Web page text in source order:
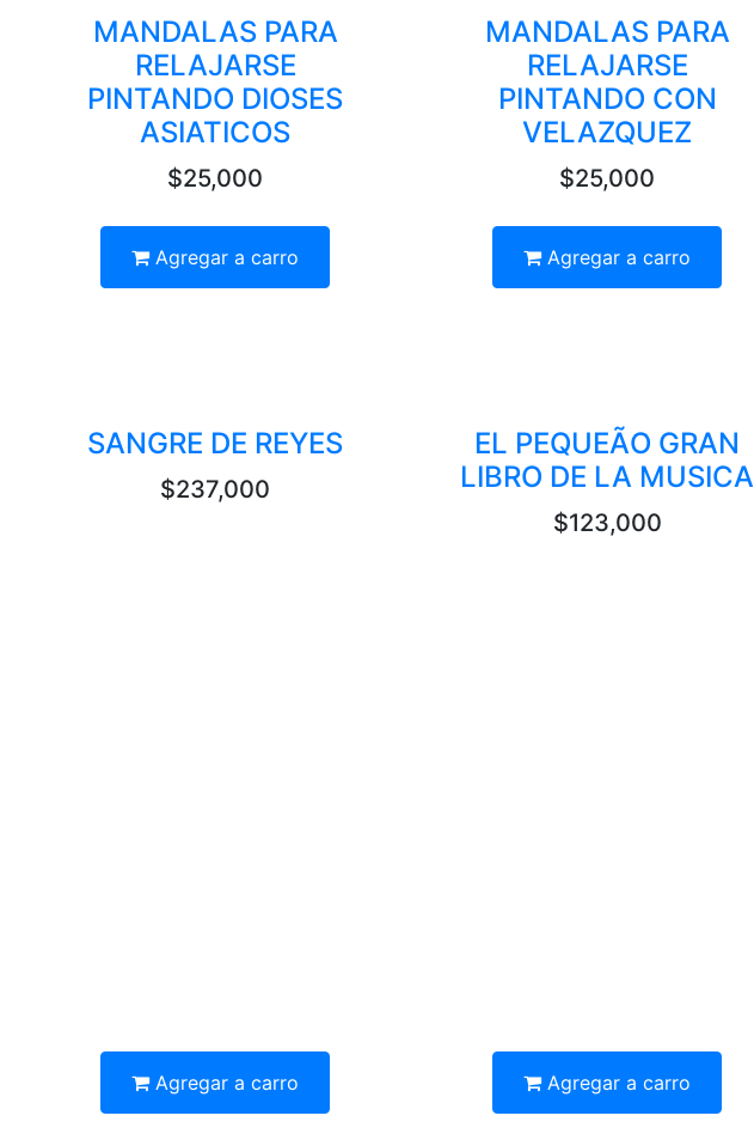
MANDALAS PARA
RELAJARSE
PINTANDO DIOSES
ASIATICOS
$25,000
Agregar a carro
MANDALAS PARA
RELAJARSE
PINTANDO CON
VELAZQUEZ
$25,000
Agregar a carro
SANGRE DE REYES
$237,000
Agregar a carro
EL PEQUEÃO GRAN
LIBRO DE LA MUSICA
$123,000
Agregar a carro